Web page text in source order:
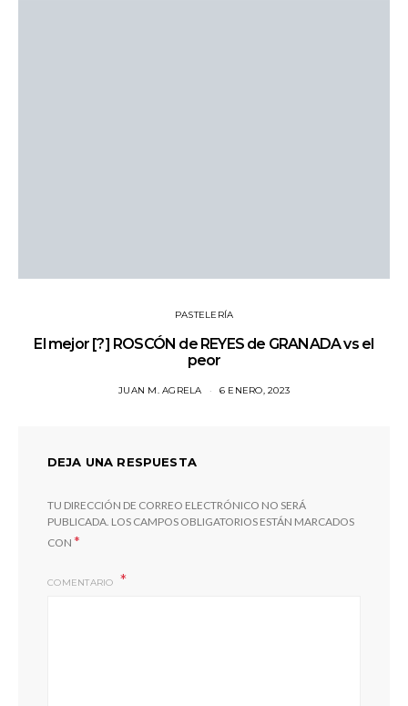
PASTELERÍA
El mejor [?] ROSCÓN de REYES de GRANADA vs el
peor
JUAN M. AGRELA 6 ENERO, 2023
DEJA UNA RESPUESTA
TU DIRECCIÓN DE CORREO ELECTRÓNICO NO SERÁ
PUBLICADA. LOS CAMPOS OBLIGATORIOS ESTÁN MARCADOS
CON *
COMENTARIO